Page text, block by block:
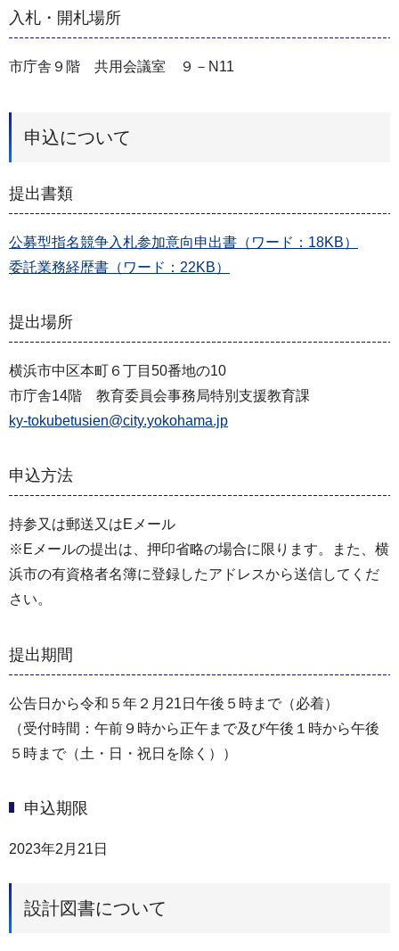
入札・開札場所
市庁舎９階 共用会議室 ９－N11
申込について
提出書類
公募型指名競争入札参加意向申出書（ワード：18KB）
委託業務経歴書（ワード：22KB）
提出場所
横浜市中区本町６丁目50番地の10
市庁舎14階 教育委員会事務局特別支援教育課
ky-tokubetusien@city.yokohama.jp
申込方法
持参又は郵送又はEメール
※Eメールの提出は、押印省略の場合に限ります。また、横
浜市の有資格者名簿に登録したアドレスから送信してくだ
さい。
提出期間
公告日から令和５年２月21日午後５時まで（必着）
（受付時間：午前９時から正午まで及び午後１時から午後
５時まで（土・日・祝日を除く））
申込期限
2023年2月21日
設計図書について